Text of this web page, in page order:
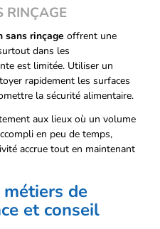
RINÇAGE
sans rinçage offrent une
dans les
est limitée. Utiliser un
rapidement les surfaces
la sécurité alimentaire.
aux lieux où un volume
en peu de temps,
accrue tout en maintenant
de
et conseil